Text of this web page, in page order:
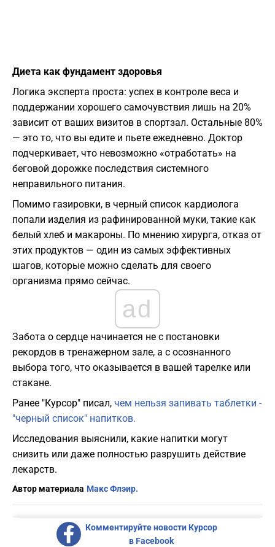
Диета как фундамент здоровья
​Логика эксперта проста: успех в контроле веса и
поддержании хорошего самочувствия лишь на 20%
зависит от ваших визитов в спортзал. Остальные 80%
— это то, что вы едите и пьете ежедневно. Доктор
подчеркивает, что невозможно «отработать» на
беговой дорожке последствия системного
неправильного питания.
​Помимо газировки, в черный список кардиолога
попали изделия из рафинированной муки, такие как
белый хлеб и макароны. По мнению хирурга, отказ от
этих продуктов — один из самых эффективных
шагов, которые можно сделать для своего
организма прямо сейчас.
ad
​Забота о сердце начинается не с постановки
рекордов в тренажерном зале, а с осознанного
выбора того, что оказывается в вашей тарелке или
стакане.
Ранее "Курсор" писал, чем нельзя запивать таблетки -
"черный список" напитков.
Исследования выяснили, какие напитки могут
снизить или даже полностью разрушить действие
лекарств.
Автор материала Макс Флэир.
Комментируйте новости Курсор
в Facebook